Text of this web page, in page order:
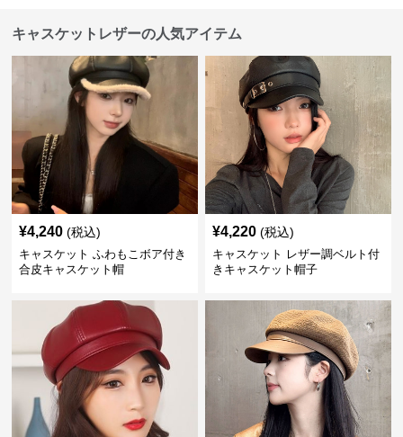
キャスケットレザーの人気アイテム
¥4,240 (税込)
キャスケット ふわもこボア付き
合皮キャスケット帽
¥4,220 (税込)
キャスケット レザー調ベルト付
きキャスケット帽子